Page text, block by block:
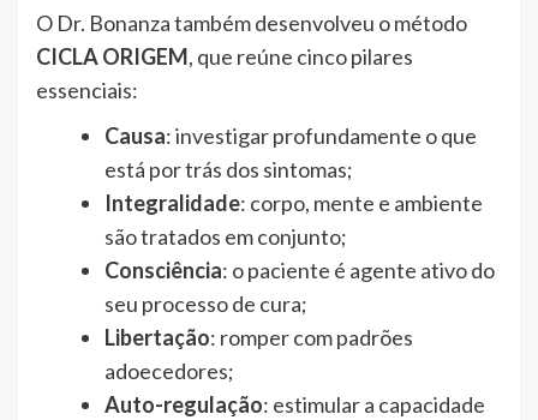
O Dr. Bonanza também desenvolveu o método
CICLA ORIGEM, que reúne cinco pilares
essenciais:
Causa: investigar profundamente o que
está por trás dos sintomas;
Integralidade: corpo, mente e ambiente
são tratados em conjunto;
Consciência: o paciente é agente ativo do
seu processo de cura;
Libertação: romper com padrões
adoecedores;
Auto-regulação: estimular a capacidade